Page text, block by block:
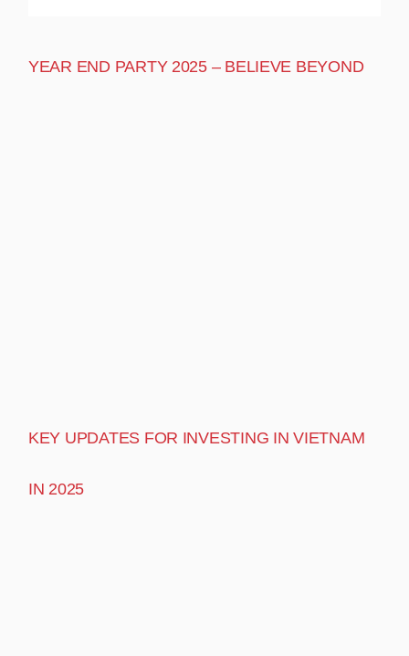
YEAR END PARTY 2025 – BELIEVE BEYOND
KEY UPDATES FOR INVESTING IN VIETNAM
IN 2025